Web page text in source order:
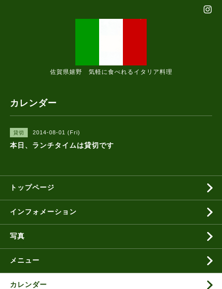
佐賀県嬉野 気軽に食べれるイタリア料理
カレンダー
貸切 2014-08-01 (Fri)
本日、ランチタイムは貸切です
トップページ
インフォメーション
写真
メニュー
カレンダー